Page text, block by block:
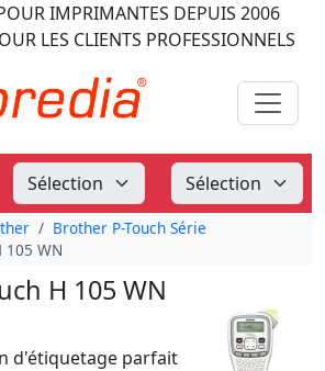
IMPRIMANTES DEPUIS 2006
LES CLIENTS PROFESSIONNELS
Brother P-Touch Série
105 WN
H 105 WN
d'étiquetage parfait